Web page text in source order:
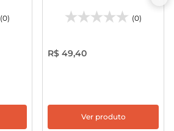
(0) (0)
R$ 49,40
Ver produto